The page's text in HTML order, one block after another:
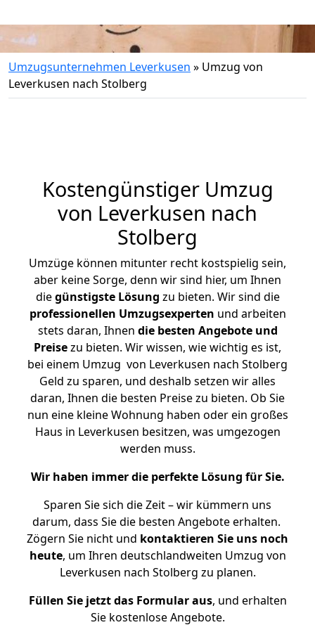
Umzugsunternehmen Leverkusen » Umzug von
Leverkusen nach Stolberg
Kostengünstiger Umzug
von Leverkusen nach
Stolberg
Umzüge können mitunter recht kostspielig sein,
aber keine Sorge, denn wir sind hier, um Ihnen
diegünstigste Lösung zu bieten. Wir sind die
professionellen Umzugsexperten und arbeiten
stets daran, Ihnen die besten Angebote und
Preisezu bieten. Wir wissen, wie wichtig es ist,
bei einem Umzug von Leverkusen nach Stolberg
Geld zu sparen, und deshalb setzen wir alles
daran, Ihnen die besten Preise zu bieten. Ob Sie
nun eine kleine Wohnung haben oder ein großes
Haus in Leverkusen besitzen, was umgezogen
werden muss.
Wir haben immer die perfekte Lösung für Sie.
Sparen Sie sich die Zeit – wir kümmern uns
darum, dass Sie die besten Angebote erhalten.
Zögern Sie nicht und kontaktieren Sie uns noch
heute, um Ihren deutschlandweiten Umzug von
Leverkusen nach Stolberg zu planen.
Füllen Sie jetzt das Formular aus, und erhalten
Sie kostenlose Angebote.